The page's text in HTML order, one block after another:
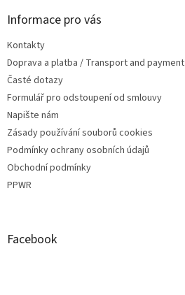
Informace pro vás
Kontakty
Doprava a platba / Transport and payment
Časté dotazy
Formulář pro odstoupení od smlouvy
Napište nám
Zásady používání souborů cookies
Podmínky ochrany osobních údajů
Obchodní podmínky
PPWR
Facebook